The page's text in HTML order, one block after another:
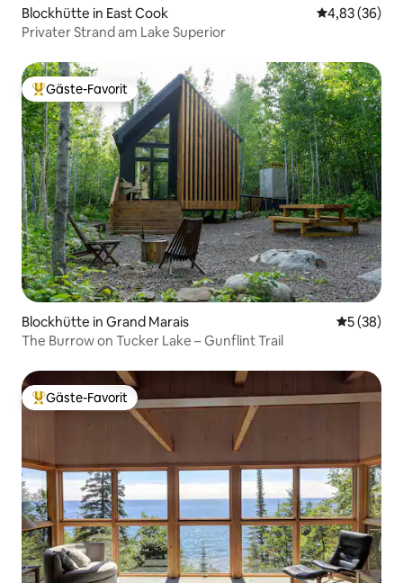
Blockhütte in East Cook
4,83 (36)
Privater Strand am Lake Superior
Beliebter Gäste-Favorit.
Gäste-Favorit
Blockhütte in Grand Marais
5 (38)
The Burrow on Tucker Lake – Gunflint Trail
Beliebter Gäste-Favorit.
Gäste-Favorit